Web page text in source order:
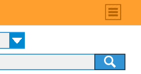
Main
menu